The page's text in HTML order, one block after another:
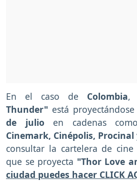
En el caso de Colombia,
Thunder" está
de julio en cadenas
Cinemark, Cinépolis, Procinal
consultar la cartelera de
que se proyecta "Thor Love
ciudad puedes hacer CLICK